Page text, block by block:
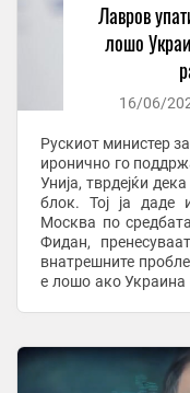
Лавров
лошо
16/06/
Рускиот министер
иронично го
Унија, тврдејќи
блок. Тој ја даде
Москва по
Фидан, пренесуваат
внатрешните
е лошо ако Украина